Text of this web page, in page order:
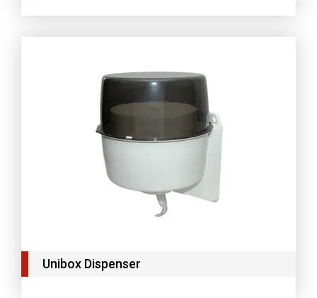
Unibox Dispenser